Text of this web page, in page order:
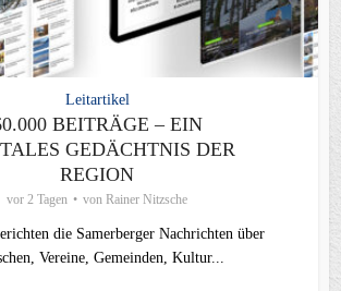
Leitartikel
BEITRÄGE – EIN
GEDÄCHTNIS DER
REGION
vor 2 Tagen von Rainer Nitzsche
die Samerberger Nachrichten über
Vereine, Gemeinden, Kultur...